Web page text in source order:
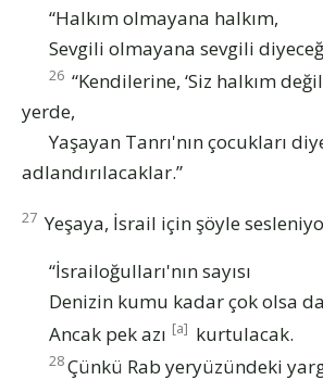
“Halkım olmayana halkım,
Sevgili olmayana sevgili
26 “Kendilerine, ‘Siz halkım
yerde,
Yaşayan Tanrı'nın çocukları
adlandırılacaklar.”
27 Yeşaya, İsrail için şöyle
“İsrailoğulları'nın sayısı
Denizin kumu kadar çok olsa
Ancak pek azı [a] kurtulacak.
28Çünkü Rab yeryüzündeki